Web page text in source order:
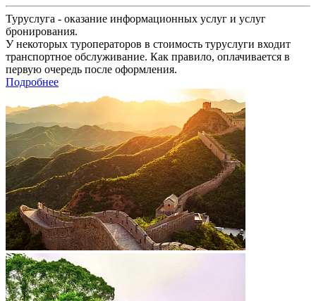
Туруслуга - оказание информационных услуг и услуг
бронирования.
У некоторых туроператоров в стоимость туруслуги входит
транспортное обслуживание. Как правило, оплачивается в
первую очередь после оформления.
Подробнее